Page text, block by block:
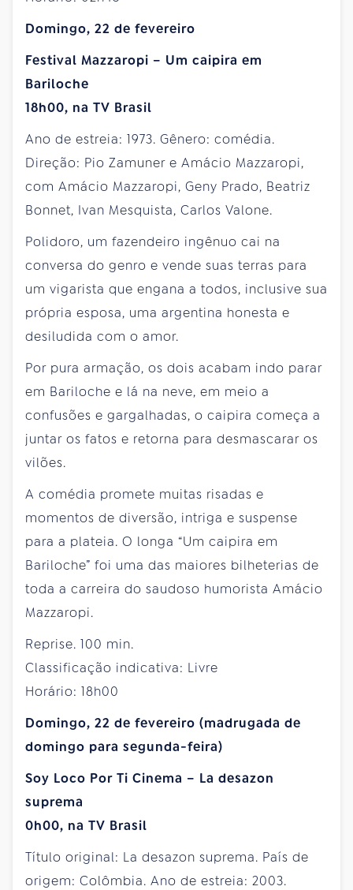
Domingo, 22 de fevereiro
Festival Mazzaropi – Um caipira em
Bariloche
18h00, na TV Brasil
Ano de estreia: 1973. Gênero: comédia.
Direção: Pio Zamuner e Amácio Mazzaropi,
com Amácio Mazzaropi, Geny Prado, Beatriz
Bonnet, Ivan Mesquista, Carlos Valone.
Polidoro, um fazendeiro ingênuo cai na
conversa do genro e vende suas terras para
um vigarista que engana a todos, inclusive sua
própria esposa, uma argentina honesta e
desiludida com o amor.
Por pura armação, os dois acabam indo parar
em Bariloche e lá na neve, em meio a
confusões e gargalhadas, o caipira começa a
juntar os fatos e retorna para desmascarar os
vilões.
A comédia promete muitas risadas e
momentos de diversão, intriga e suspense
para a plateia. O longa “Um caipira em
Bariloche” foi uma das maiores bilheterias de
toda a carreira do saudoso humorista Amácio
Mazzaropi.
Reprise. 100 min.
Classificação indicativa: Livre
Horário: 18h00
Domingo, 22 de fevereiro (madrugada de
domingo para segunda-feira)
Soy Loco Por Ti Cinema – La desazon
suprema
0h00, na TV Brasil
Título original: La desazon suprema. País de
origem: Colômbia. Ano de estreia: 2003.